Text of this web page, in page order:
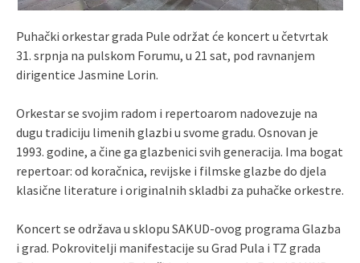
Puhački orkestar grada Pule održat će koncert u četvrtak
31. srpnja na pulskom Forumu, u 21 sat, pod ravnanjem
dirigentice Jasmine Lorin.
Orkestar se svojim radom i repertoarom nadovezuje na
dugu tradiciju limenih glazbi u svome gradu. Osnovan je
1993. godine, a čine ga glazbenici svih generacija. Ima bogat
repertoar: od koračnica, revijske i filmske glazbe do djela
klasične literature i originalnih skladbi za puhačke orkestre.
Koncert se održava u sklopu SAKUD-ovog programa Glazba
i grad. Pokrovitelji manifestacije su Grad Pula i TZ grada